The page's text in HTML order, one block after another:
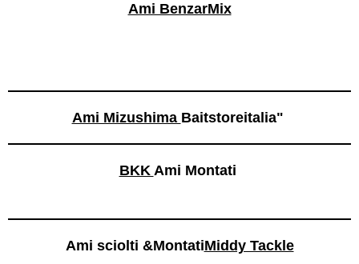
Ami BenzarMix
Ami Mizushima Baitstoreitalia"
BKK Ami Montati
Ami sciolti &MontatiMiddy Tackle